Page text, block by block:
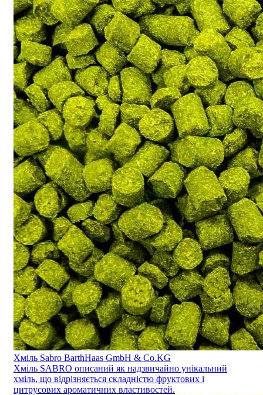
Хміль Sabro BarthHaas GmbH & Co.KG
Хміль SABRO описаний як надзвичайно унікальний
хміль, що відрізняється складністю фруктових і
цитрусових ароматичних властивостей.